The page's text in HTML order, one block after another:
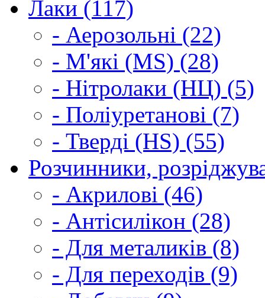
Лаки (117)
- Аерозольні (22)
- М'які (MS) (28)
- Нітролаки (НЦ) (5)
- Поліуретанові (7)
- Тверді (HS) (55)
Розчинники,
- Акрилові (46)
- Антісилікон (28)
- Для металиків (8)
- Для переходів (9)